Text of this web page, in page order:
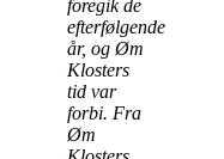
foregik de
efterfølgende
år, og Øm
Klosters
tid var
forbi. Fra
Øm